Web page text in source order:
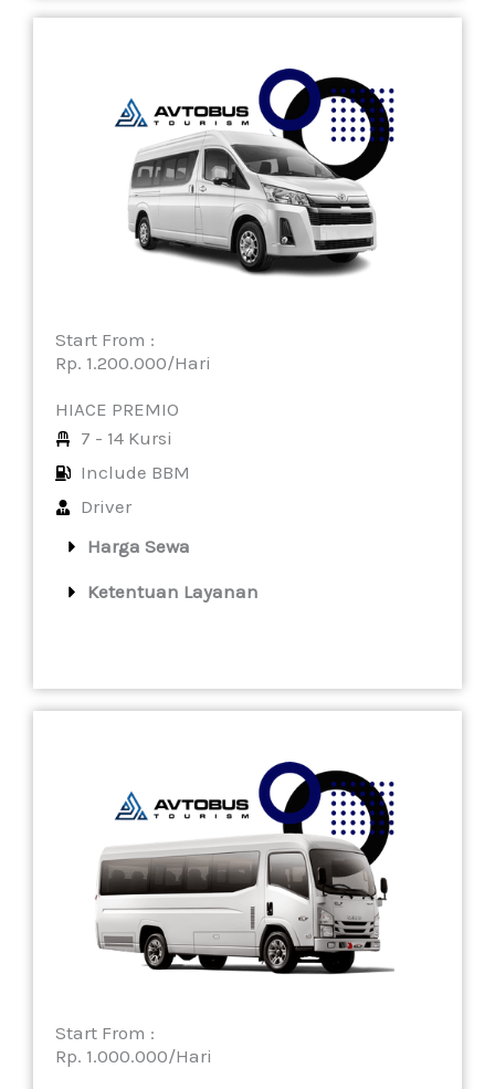
Start From :
Rp. 1.200.000/Hari
HIACE PREMIO
7 - 14 Kursi
Include BBM
Driver
Harga Sewa
Ketentuan Layanan
Start From :
Rp. 1.000.000/Hari